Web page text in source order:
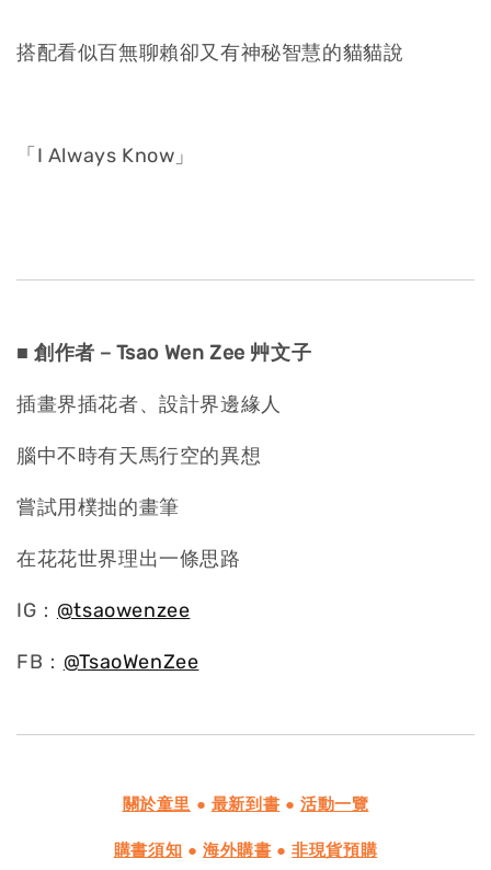
搭配看似百無聊賴卻又有神秘智慧的貓貓說
「I Always Know」
■ 創作者－ Tsao Wen Zee 艸文子
插畫界插花者、設計界邊緣人
腦中不時有天馬行空的異想
嘗試用樸拙的畫筆
在花花世界理出一條思路
IG： @tsaowenzee
FB： @TsaoWenZee
關於童里 ● 最新到書 ●活動一覽
購書須知 ● 海外購書 ●非現貨預購